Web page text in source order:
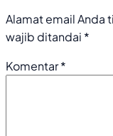
Alamat email Anda
wajib ditandai *
Komentar*